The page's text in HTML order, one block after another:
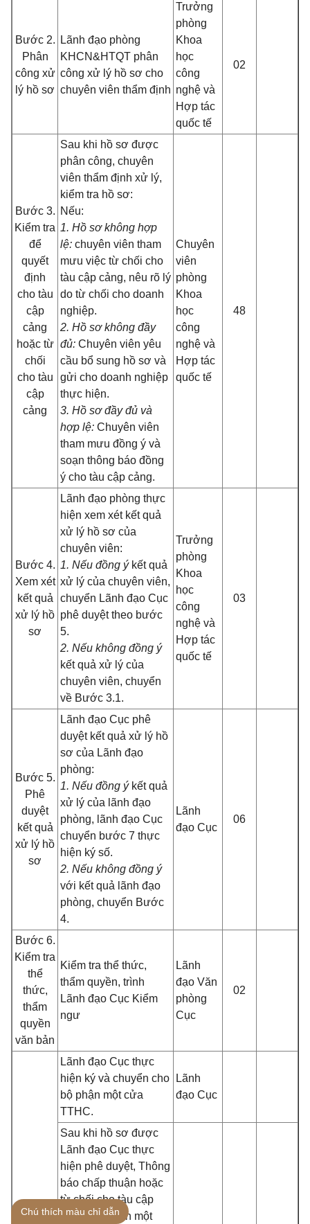
Bước 2.
Phân
công xử
lý hồ sơ
Lãnh đạo phòng
KHCN&HTQT phân
công xử lý hồ sơ cho
chuyên viên thẩm định
Trưởng
phòng
Khoa
học
công
nghệ và
Hợp tác
quốc tế
02
Bước 3.
Kiểm tra
để
quyết
định
cho tàu
cập
cảng
hoặc từ
chối
cho tàu
cập
cảng
Sau khi hồ sơ được
phân công, chuyên
viên thẩm định xử lý,
kiểm tra hồ sơ:
Nếu:
1. Hồ sơ không hợp
lệ: chuyên viên tham
mưu việc từ chối cho
tàu cập cảng, nêu rõ lý
do từ chối cho doanh
nghiệp.
2. Hồ sơ không đầy
đủ: Chuyên viên yêu
cầu bổ sung hồ sơ và
gửi cho doanh nghiệp
thực hiện.
3. Hồ sơ đầy đủ và
hợp lệ: Chuyên viên
tham mưu đồng ý và
soạn thông báo đồng
ý cho tàu cập cảng.
Chuyên
viên
phòng
Khoa
học
công
nghệ và
Hợp tác
quốc tế
48
Bước 4.
Xem xét
kết quả
xử lý hồ
sơ
Lãnh đạo phòng thực
hiện xem xét kết quả
xử lý hồ sơ của
chuyên viên:
1. Nếu đồng ýkết quả
xử lý của chuyên viên,
chuyển Lãnh đạo Cục
phê duyệt theo bước
5.
2. Nếu không đồng ý
kết quả xử lý của
chuyên viên, chuyển
về Bước 3.1.
Trưởng
phòng
Khoa
học
công
nghệ và
Hợp tác
quốc tế
03
Bước 5.
Phê
duyệt
kết quả
xử lý hồ
sơ
Lãnh đạo Cục phê
duyệt kết quả xử lý hồ
sơ của Lãnh đạo
phòng:
1. Nếu đồng ýkết quả
xử lý của lãnh đạo
phòng, lãnh đạo Cục
chuyển bước 7 thực
hiện ký số.
2. Nếu không đồng ý
với kết quả lãnh đạo
phòng, chuyển Bước
4.
Lãnh
đạo Cục
06
Bước 6.
Kiểm tra
thể
thức,
thẩm
quyền
văn bản
Kiểm tra thể thức,
thẩm quyền, trình
Lãnh đạo Cục Kiểm
ngư
Lãnh
đạo Văn
phòng
Cục
02
Lãnh đạo Cục thực
hiện ký và chuyển cho
bộ phận một cửa
TTHC.
Lãnh
đạo Cục
Sau khi hồ sơ được
Lãnh đạo Cục thực
hiện phê duyệt, Thông
báo chấp thuận hoặc
từ chối cho tàu cập
cảng. Bộ phận một
Chú thích màu chỉ dẫn